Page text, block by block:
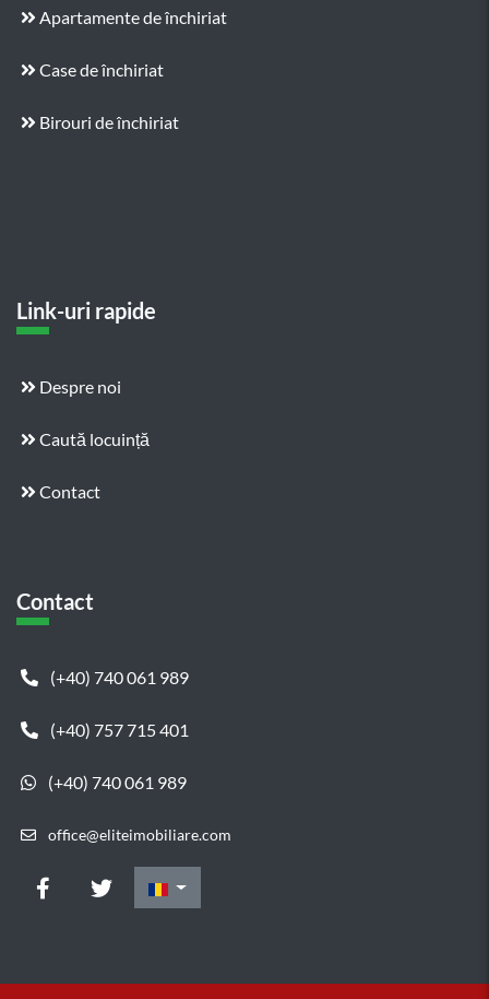
Apartamente de închiriat
Case de închiriat
Birouri de închiriat
Link-uri rapide
Despre noi
Caută locuință
Contact
Contact
(+40) 740 061 989
(+40) 757 715 401
(+40) 740 061 989
office@eliteimobiliare.com